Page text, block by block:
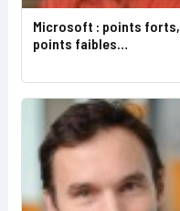
Microsoft : points forts,
points faibles…